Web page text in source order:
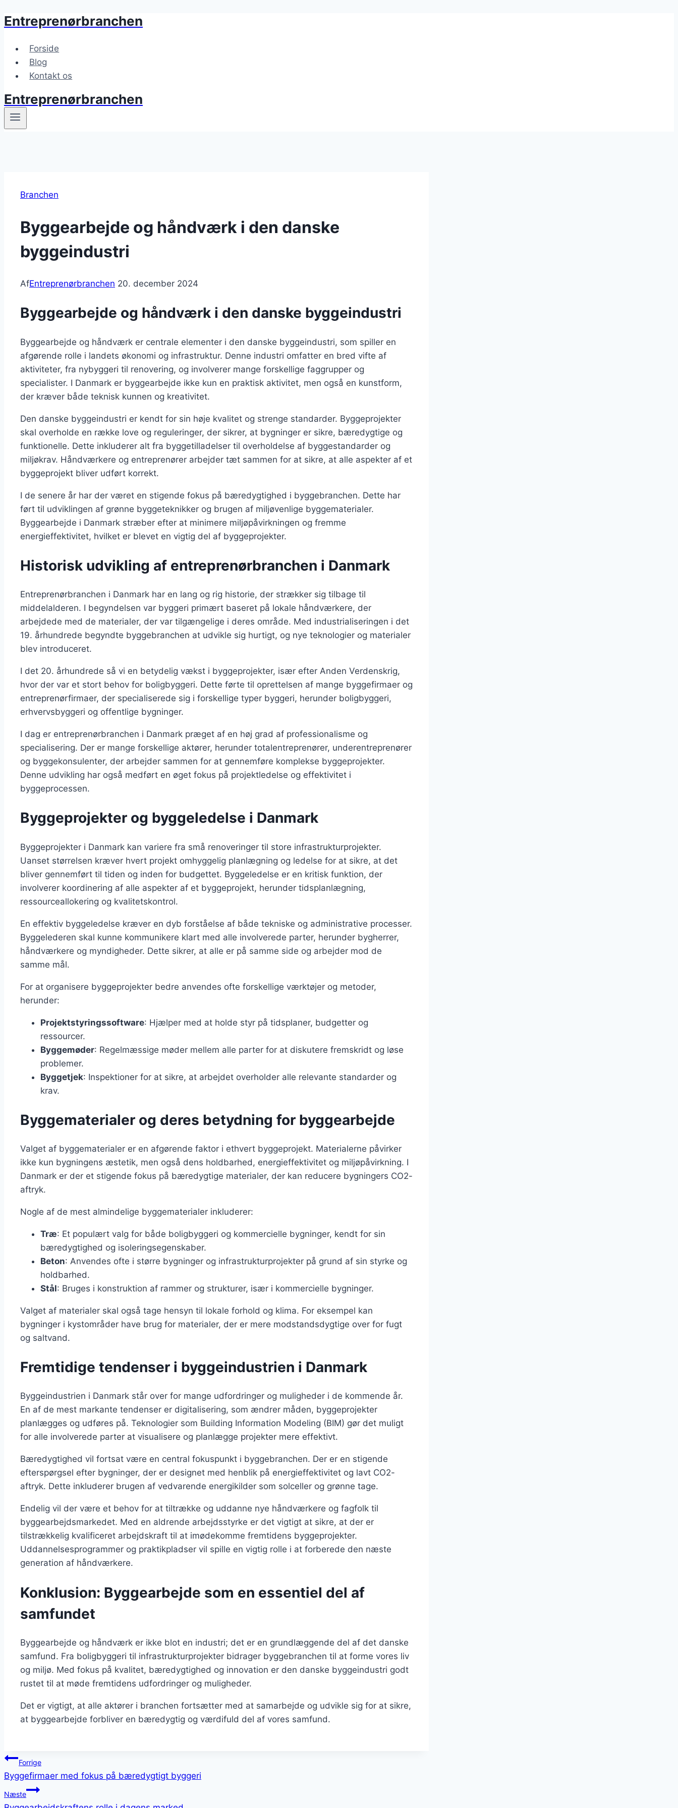
Fortsæt
indhold
Entreprenørbranchen
Forside
Blog
Kontakt os
Entreprenørbranchen
Branchen
Byggearbejde og håndværk i den danske
byggeindustri
AfEntreprenørbranchen 20. december 2024
Byggearbejde og håndværk i den danske byggeindustri
Byggearbejde og håndværk er centrale elementer i den danske byggeindustri, som spiller en
afgørende rolle i landets økonomi og infrastruktur. Denne industri omfatter en bred vifte af
aktiviteter, fra nybyggeri til renovering, og involverer mange forskellige faggrupper og
specialister. I Danmark er byggearbejde ikke kun en praktisk aktivitet, men også en kunstform,
der kræver både teknisk kunnen og kreativitet.
Den danske byggeindustri er kendt for sin høje kvalitet og strenge standarder. Byggeprojekter
skal overholde en række love og reguleringer, der sikrer, at bygninger er sikre, bæredygtige og
funktionelle. Dette inkluderer alt fra byggetilladelser til overholdelse af byggestandarder og
miljøkrav. Håndværkere og entreprenører arbejder tæt sammen for at sikre, at alle aspekter af et
byggeprojekt bliver udført korrekt.
I de senere år har der været en stigende fokus på bæredygtighed i byggebranchen. Dette har
ført til udviklingen af grønne byggeteknikker og brugen af miljøvenlige byggematerialer.
Byggearbejde i Danmark stræber efter at minimere miljøpåvirkningen og fremme
energieffektivitet, hvilket er blevet en vigtig del af byggeprojekter.
Historisk udvikling af entreprenørbranchen i Danmark
Entreprenørbranchen i Danmark har en lang og rig historie, der strækker sig tilbage til
middelalderen. I begyndelsen var byggeri primært baseret på lokale håndværkere, der
arbejdede med de materialer, der var tilgængelige i deres område. Med industrialiseringen i det
19. århundrede begyndte byggebranchen at udvikle sig hurtigt, og nye teknologier og materialer
blev introduceret.
I det 20. århundrede så vi en betydelig vækst i byggeprojekter, især efter Anden Verdenskrig,
hvor der var et stort behov for boligbyggeri. Dette førte til oprettelsen af mange byggefirmaer og
entreprenørfirmaer, der specialiserede sig i forskellige typer byggeri, herunder boligbyggeri,
erhvervsbyggeri og offentlige bygninger.
I dag er entreprenørbranchen i Danmark præget af en høj grad af professionalisme og
specialisering. Der er mange forskellige aktører, herunder totalentreprenører, underentreprenører
og byggekonsulenter, der arbejder sammen for at gennemføre komplekse byggeprojekter.
Denne udvikling har også medført en øget fokus på projektledelse og effektivitet i
byggeprocessen.
Byggeprojekter og byggeledelse i Danmark
Byggeprojekter i Danmark kan variere fra små renoveringer til store infrastrukturprojekter.
Uanset størrelsen kræver hvert projekt omhyggelig planlægning og ledelse for at sikre, at det
bliver gennemført til tiden og inden for budgettet. Byggeledelse er en kritisk funktion, der
involverer koordinering af alle aspekter af et byggeprojekt, herunder tidsplanlægning,
ressourceallokering og kvalitetskontrol.
En effektiv byggeledelse kræver en dyb forståelse af både tekniske og administrative processer.
Byggelederen skal kunne kommunikere klart med alle involverede parter, herunder bygherrer,
håndværkere og myndigheder. Dette sikrer, at alle er på samme side og arbejder mod de
samme mål.
For at organisere byggeprojekter bedre anvendes ofte forskellige værktøjer og metoder,
herunder:
Projektstyringssoftware: Hjælper med at holde styr på tidsplaner, budgetter og
ressourcer.
Byggemøder: Regelmæssige møder mellem alle parter for at diskutere fremskridt og løse
problemer.
Byggetjek: Inspektioner for at sikre, at arbejdet overholder alle relevante standarder og
krav.
Byggematerialer og deres betydning for byggearbejde
Valget af byggematerialer er en afgørende faktor i ethvert byggeprojekt. Materialerne påvirker
ikke kun bygningens æstetik, men også dens holdbarhed, energieffektivitet og miljøpåvirkning. I
Danmark er der et stigende fokus på bæredygtige materialer, der kan reducere bygningers CO2-
aftryk.
Nogle af de mest almindelige byggematerialer inkluderer:
Træ: Et populært valg for både boligbyggeri og kommercielle bygninger, kendt for sin
bæredygtighed og isoleringsegenskaber.
Beton: Anvendes ofte i større bygninger og infrastrukturprojekter på grund af sin styrke og
holdbarhed.
Stål: Bruges i konstruktion af rammer og strukturer, især i kommercielle bygninger.
Valget af materialer skal også tage hensyn til lokale forhold og klima. For eksempel kan
bygninger i kystområder have brug for materialer, der er mere modstandsdygtige over for fugt
og saltvand.
Fremtidige tendenser i byggeindustrien i Danmark
Byggeindustrien i Danmark står over for mange udfordringer og muligheder i de kommende år.
En af de mest markante tendenser er digitalisering, som ændrer måden, byggeprojekter
planlægges og udføres på. Teknologier som Building Information Modeling (BIM) gør det muligt
for alle involverede parter at visualisere og planlægge projekter mere effektivt.
Bæredygtighed vil fortsat være en central fokuspunkt i byggebranchen. Der er en stigende
efterspørgsel efter bygninger, der er designet med henblik på energieffektivitet og lavt CO2-
aftryk. Dette inkluderer brugen af vedvarende energikilder som solceller og grønne tage.
Endelig vil der være et behov for at tiltrække og uddanne nye håndværkere og fagfolk til
byggearbejdsmarkedet. Med en aldrende arbejdsstyrke er det vigtigt at sikre, at der er
tilstrækkelig kvalificeret arbejdskraft til at imødekomme fremtidens byggeprojekter.
Uddannelsesprogrammer og praktikpladser vil spille en vigtig rolle i at forberede den næste
generation af håndværkere.
Konklusion: Byggearbejde som en essentiel del af
samfundet
Byggearbejde og håndværk er ikke blot en industri; det er en grundlæggende del af det danske
samfund. Fra boligbyggeri til infrastrukturprojekter bidrager byggebranchen til at forme vores liv
og miljø. Med fokus på kvalitet, bæredygtighed og innovation er den danske byggeindustri godt
rustet til at møde fremtidens udfordringer og muligheder.
Det er vigtigt, at alle aktører i branchen fortsætter med at samarbejde og udvikle sig for at sikre,
at byggearbejde forbliver en bæredygtig og værdifuld del af vores samfund.
Indlægsnavigation
Forrige
Byggefirmaer med fokus på bæredygtigt byggeri
Næste